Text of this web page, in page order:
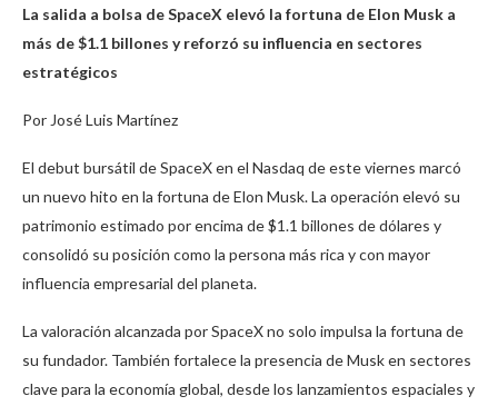
La salida a bolsa de SpaceX elevó la fortuna de Elon Musk a
más de $1.1 billones y reforzó su influencia en sectores
estratégicos
Por José Luis Martínez
El debut bursátil de SpaceX en el Nasdaq de este viernes marcó
un nuevo hito en la fortuna de Elon Musk. La operación elevó su
patrimonio estimado por encima de $1.1 billones de dólares y
consolidó su posición como la persona más rica y con mayor
influencia empresarial del planeta.
La valoración alcanzada por SpaceX no solo impulsa la fortuna de
su fundador. También fortalece la presencia de Musk en sectores
clave para la economía global, desde los lanzamientos espaciales y